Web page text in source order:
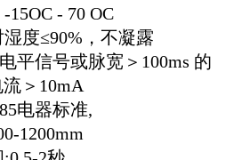
- 70 OC
度≤90%，不凝露
平信号或脉宽＞100ms 的
＞10mA
电器标准,
1200mm